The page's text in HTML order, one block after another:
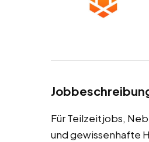
Für Teilzeitjobs,
und gewissenhafte